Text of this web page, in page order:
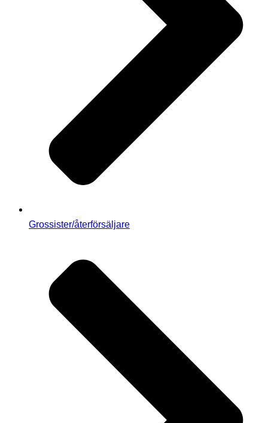
Grossister/återförsäljare